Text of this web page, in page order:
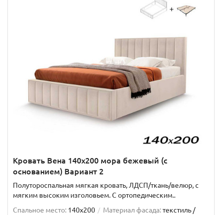
Кровать Вена 140х200 мора бежевый (с
основанием) Вариант 2
Полутороспальная мягкая кровать, ЛДСП/ткань/велюр, с
мягким высоким изголовьем. C ортопедическим..
Спальное место: 140x200 Материал фасада:текстиль /